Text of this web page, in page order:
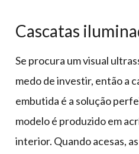
Cascatas
Se procura um visual
medo de investir, então a
embutida é a solução
modelo é produzido em
interior. Quando acesas,